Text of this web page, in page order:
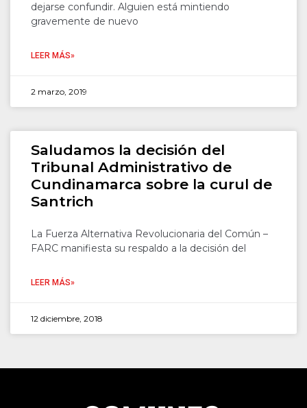
dejarse confundir. Alguien está mintiendo
gravemente de nuevo
LEER MÁS»
2 marzo, 2019
Saludamos la decisión del
Tribunal Administrativo de
Cundinamarca sobre la curul de
Santrich
La Fuerza Alternativa Revolucionaria del Común –
FARC manifiesta su respaldo a la decisión del
LEER MÁS»
12 diciembre, 2018